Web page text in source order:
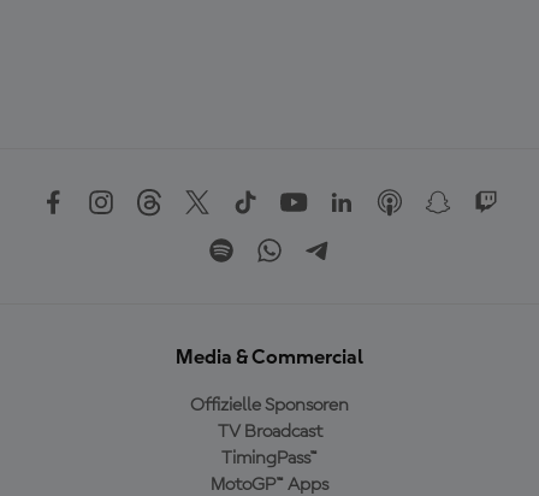
Media & Commercial
Offizielle Sponsoren
TV Broadcast
TimingPass™
MotoGP™ Apps